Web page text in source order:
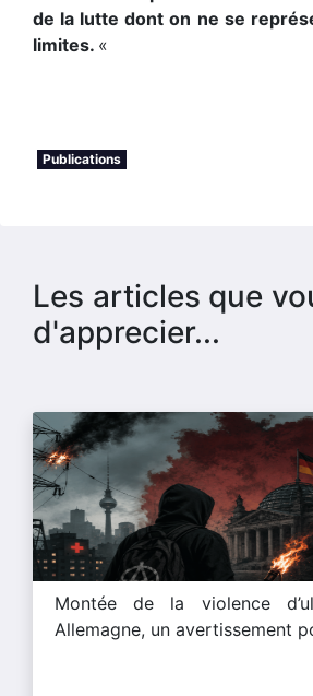
de la lutte dont on ne se
limites. «
Publications
Les articles que
d'apprecier...
Montée de la violence
Allemagne, un avertissement